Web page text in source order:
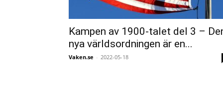
Kampen av 1900-talet del 3 –
nya världsordningen är en...
Vaken.se - 2022-05-18